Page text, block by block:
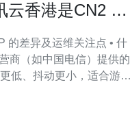
云香港是CN2 还
的差异及运维关注点 • 什
商（如中国电信）提供的
低、抖动更小，适合游
块，可能走公网多跳，跨